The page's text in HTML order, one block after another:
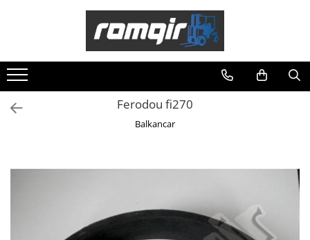
Piese Motor
Piese Motor D 2500
Piese Motor D 3900
Butuci Balkancar
Ferodou fi270
Balkancar